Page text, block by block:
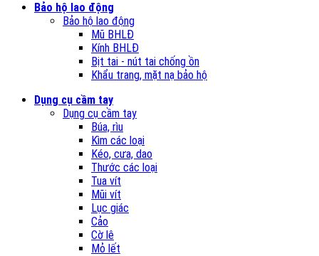
Bảo hộ lao động
Bảo hộ lao động
Mũ BHLĐ
Kính BHLĐ
Bịt tai - nút tai chống ồn
Khẩu trang, mặt nạ bảo hộ
Dụng cụ cầm tay
Dụng cụ cầm tay
Búa, rìu
Kìm các loại
Kéo, cưa, dao
Thước các loại
Tua vít
Mũi vít
Lục giác
Cảo
Cờ lê
Mỏ lết